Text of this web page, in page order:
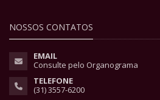
NOSSOS CONTATOS
EMAIL
Consulte pelo Organograma
TELEFONE
(31) 3557-6200